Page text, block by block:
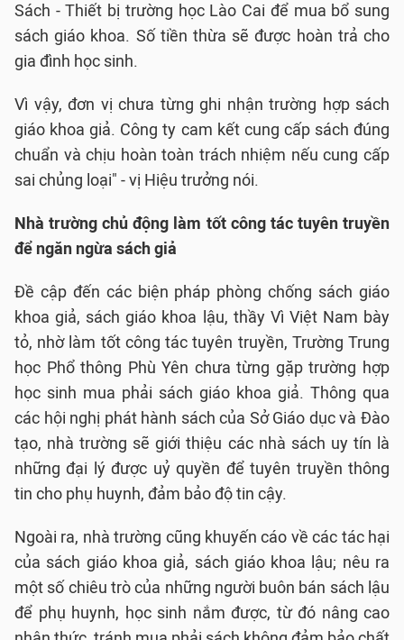
Sách - Thiết bị trường học Lào Cai để mua bổ sung
sách giáo khoa. Số tiền thừa sẽ được hoàn trả cho
gia đình học sinh.
Vì vậy, đơn vị chưa từng ghi nhận trường hợp sách
giáo khoa giả. Công ty cam kết cung cấp sách đúng
chuẩn và chịu hoàn toàn trách nhiệm nếu cung cấp
sai chủng loại" - vị Hiệu trưởng nói.
Nhà trường chủ động làm tốt công tác tuyên truyền
để ngăn ngừa sách giả
Đề cập đến các biện pháp phòng chống sách giáo
khoa giả, sách giáo khoa lậu, thầy Vì Việt Nam bày
tỏ, nhờ làm tốt công tác tuyên truyền, Trường Trung
học Phổ thông Phù Yên chưa từng gặp trường hợp
học sinh mua phải sách giáo khoa giả. Thông qua
các hội nghị phát hành sách của Sở Giáo dục và Đào
tạo, nhà trường sẽ giới thiệu các nhà sách uy tín là
những đại lý được uỷ quyền để tuyên truyền thông
tin cho phụ huynh, đảm bảo độ tin cậy.
Ngoài ra, nhà trường cũng khuyến cáo về các tác hại
của sách giáo khoa giả, sách giáo khoa lậu; nêu ra
một số chiêu trò của những người buôn bán sách lậu
để phụ huynh, học sinh nắm được, từ đó nâng cao